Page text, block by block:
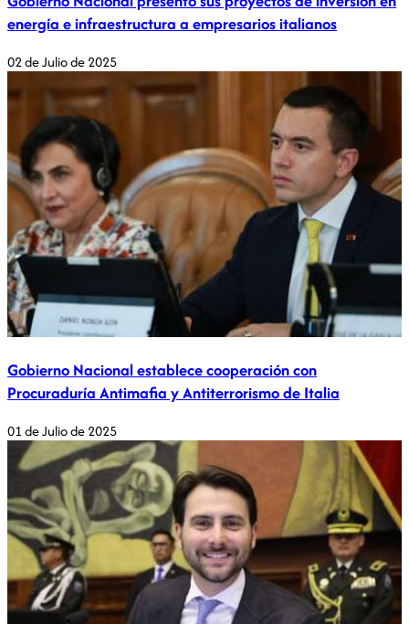
energía e infraestructura a empresarios italianos
02 de Julio de 2025
Gobierno Nacional establece cooperación con
Procuraduría Antimafia y Antiterrorismo de Italia
01 de Julio de 2025